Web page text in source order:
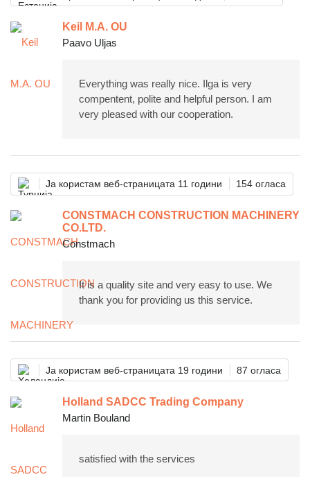
Keil M.A. OU
Paavo Uljas
Everything was really nice. Ilga is very
compentent, polite and helpful person. I am
very pleased with our cooperation.
Ја користам веб-страницата 11 години 154 огласа
CONSTMACH CONSTRUCTION MACHINERY
CO.LTD.
Constmach
It is a quality site and very easy to use. We
thank you for providing us this service.
Ја користам веб-страницата 19 години 87 огласа
Holland SADCC Trading Company
Martin Bouland
satisfied with the services